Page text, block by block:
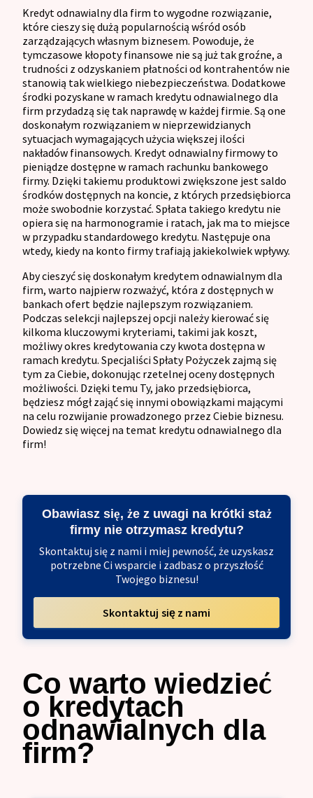
Kredyt odnawialny dla firm to wygodne rozwiązanie,
które cieszy się dużą popularnością wśród osób
zarządzających własnym biznesem. Powoduje, że
tymczasowe kłopoty finansowe nie są już tak groźne, a
trudności z odzyskaniem płatności od kontrahentów nie
stanowią tak wielkiego niebezpieczeństwa. Dodatkowe
środki pozyskane w ramach kredytu odnawialnego dla
firm przydadzą się tak naprawdę w każdej firmie. Są one
doskonałym rozwiązaniem w nieprzewidzianych
sytuacjach wymagających użycia większej ilości
nakładów finansowych. Kredyt odnawialny firmowy to
pieniądze dostępne w ramach rachunku bankowego
firmy. Dzięki takiemu produktowi zwiększone jest saldo
środków dostępnych na koncie, z których przedsiębiorca
może swobodnie korzystać. Spłata takiego kredytu nie
opiera się na harmonogramie i ratach, jak ma to miejsce
w przypadku standardowego kredytu. Następuje ona
wtedy, kiedy na konto firmy trafiają jakiekolwiek wpływy.
Aby cieszyć się doskonałym kredytem odnawialnym dla
firm, warto najpierw rozważyć, która z dostępnych w
bankach ofert będzie najlepszym rozwiązaniem.
Podczas selekcji najlepszej opcji należy kierować się
kilkoma kluczowymi kryteriami, takimi jak koszt,
możliwy okres kredytowania czy kwota dostępna w
ramach kredytu. Specjaliści Spłaty Pożyczek zajmą się
tym za Ciebie, dokonując rzetelnej oceny dostępnych
możliwości. Dzięki temu Ty, jako przedsiębiorca,
będziesz mógł zająć się innymi obowiązkami mającymi
na celu rozwijanie prowadzonego przez Ciebie biznesu.
Dowiedz się więcej na temat kredytu odnawialnego dla
firm!
Obawiasz się, że z uwagi na krótki staż
firmy nie otrzymasz kredytu?
Skontaktuj się z nami i miej pewność, że uzyskasz
potrzebne Ci wsparcie i zadbasz o przyszłość
Twojego biznesu!
Skontaktuj się z nami
Co warto wiedzieć
o kredytach
odnawialnych dla
firm?